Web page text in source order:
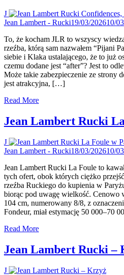
J
Jean Lambert - Rucki19/03/202610/
To, że kocham JLR to wszyscy
rzeźba, którą sam nazwałem “Pijani
siebie i Klaka ustalającego, że to już
czemu dodane jest “after”? Jest to
Może takie zabezpieczenie ze strony
jest atrakcyjna, […]
Read More
Jean Lambert Rucki
J
Jean Lambert - Rucki18/03/202610/
Jean Lambert Rucki La Foule to
tych ofert, obok których ciężko
rzeźba Ruckiego do kupienia w
biorąc pod uwagę wielkość. Cenowo
104 cm, numerowany 8/8, z
Fondeur, miał estymację 50 000–70
Read More
Jean Lambert Rucki –
J